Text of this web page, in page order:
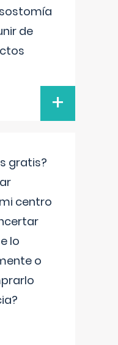
de
+
gratis?
centro
lo
o